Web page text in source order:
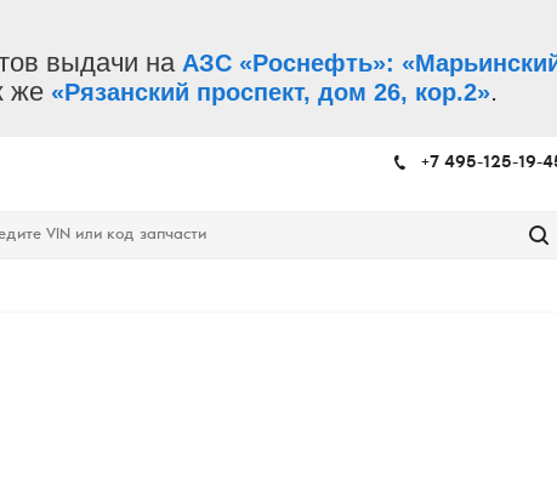
выдачи на АЗС «Роснефть»:
же «Рязанский проспект, дом 26, кор.2».
+7 495-125-19-